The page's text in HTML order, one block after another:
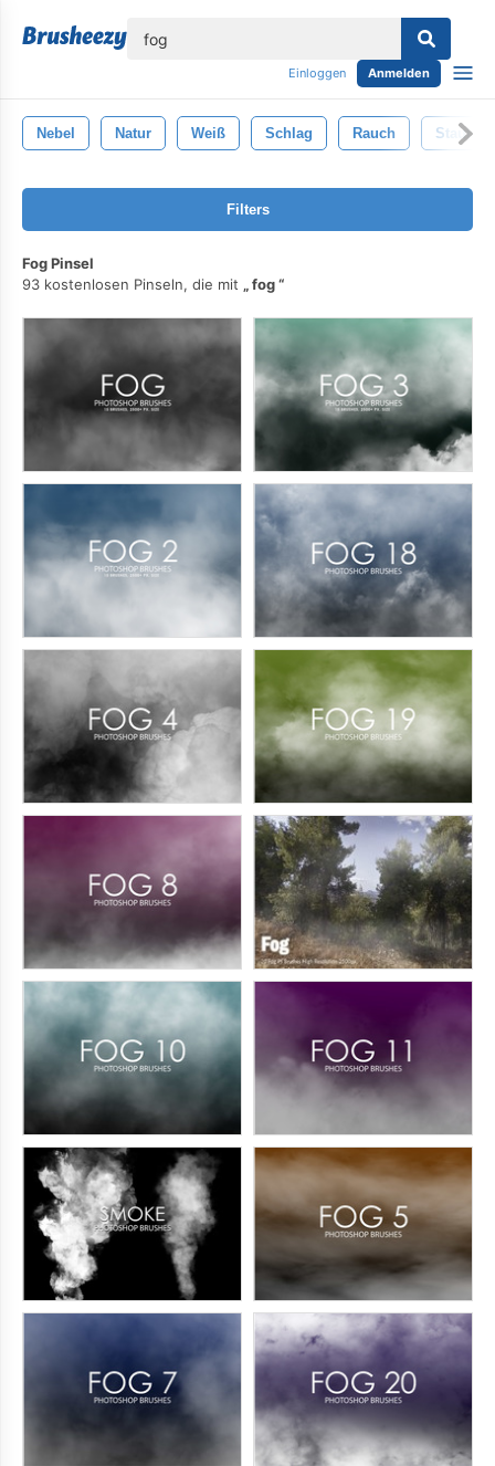
Einloggen Anmelden
Nebel Natur Weiß Schlag Rauch Staub
Filters
Fog Pinsel
93 kostenlosen Pinseln, die mit
fog